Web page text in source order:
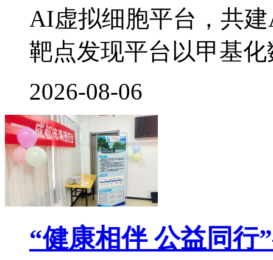
AI虚拟细胞平台，共
靶点发现平台以甲基化
2026-08-06
“健康相伴 公益同